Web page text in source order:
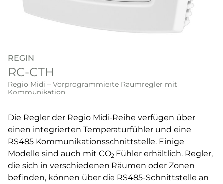
REGIN
RC-CTH
Regio Midi – Vorprogrammierte Raumregler mit
Kommunikation
Die Regler der Regio Midi-Reihe verfügen über
einen integrierten Temperaturfühler und eine
RS485 Kommunikationsschnittstelle. Einige
Modelle sind auch mit CO2 Fühler erhältlich. Regler,
die sich in verschiedenen Räumen oder Zonen
befinden, können über die RS485-Schnittstelle an